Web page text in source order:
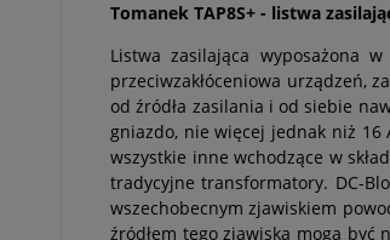
Tomanek TAP8S+ - listwa
Listwa zasilająca wyposażona
przeciwzakłóceniowa urządzeń,
od źródła zasilania i od siebie
gniazdo, nie więcej jednak niż 16
wszystkie inne wchodzące w
tradycyjne transformatory. DC-
wszechobecnym zjawiskiem
źródłem tego zjawiska mogą być